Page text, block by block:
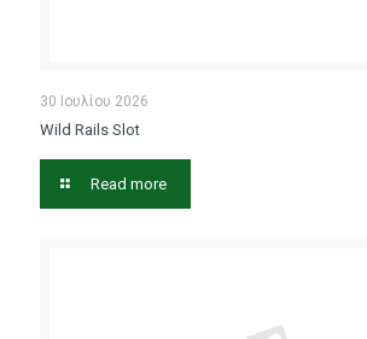
30 Ιουλίου 2026
Wild Rails Slot
Read more